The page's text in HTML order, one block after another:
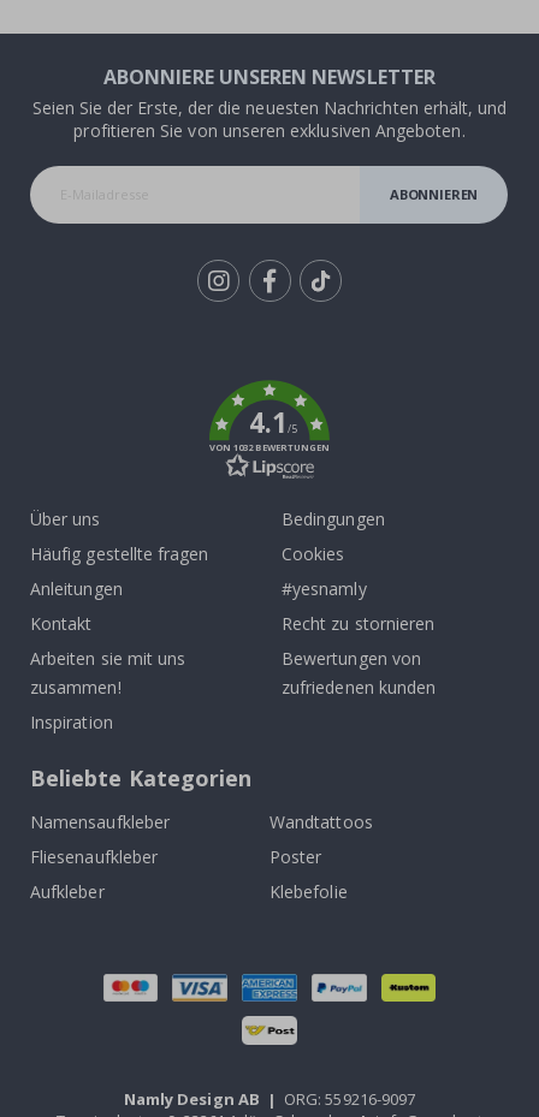
ABONNIERE UNSEREN NEWSLETTER
Seien Sie der Erste, der die neuesten Nachrichten erhält, und
profitieren Sie von unseren exklusiven Angeboten.
ABONNIEREN
4.1/5
VON 1032 BEWERTUNGEN
Über uns
Häufig gestellte fragen
Anleitungen
Kontakt
Arbeiten sie mit uns
zusammen!
Inspiration
Bedingungen
Cookies
#yesnamly
Recht zu stornieren
Bewertungen von
zufriedenen kunden
Beliebte Kategorien
Namensaufkleber
Wandtattoos
Fliesenaufkleber
Poster
Aufkleber
Klebefolie
Namly Design AB | ORG: 559216-9097